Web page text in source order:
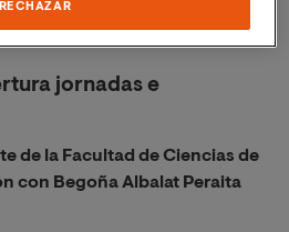
comienza aquí!
jornadas e
de la Facultad de Ciencias de
con Begoña Albalat Peraita
RECHAZAR